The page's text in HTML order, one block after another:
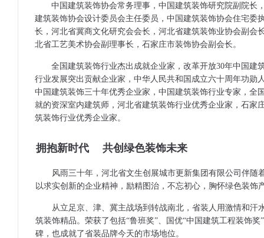
中国建筑装饰协会常务理事，中国建筑装饰研究院副院长
建筑装饰协会设计委员会主任委员，中国建筑装饰协会住宅委
长，河北省冀商文化研究会会长，河北省建筑装饰业协会副会
北省工艺美术协会副理事长，石家庄市装饰协会副会长。
全国建筑装饰行业杰出成就企业家，改革开放30年中国建
行业发展突出贡献企业家，中华人民共和国成立六十周年功勋
中国建筑装饰三十年优秀企业家，中国建筑装饰行业专家，全
就的资深室内建筑师，河北省建筑装饰行业优秀企业家，石家
筑装饰行业优秀企业家。
拥抱新时代 共创绿色装饰未来
风雨三十年，河北省文生创展城市更新集团有限公司伴
以求实创新的企业精神，励精图治，不忘初心，胸怀绿色装
从立足京、津、冀主战场到转战南北，省装人用激情和
筑装饰精品。荣获了包括“鲁班奖”、国优“中国建筑工程装饰
碑，也成就了省装品牌今天的市场地位。